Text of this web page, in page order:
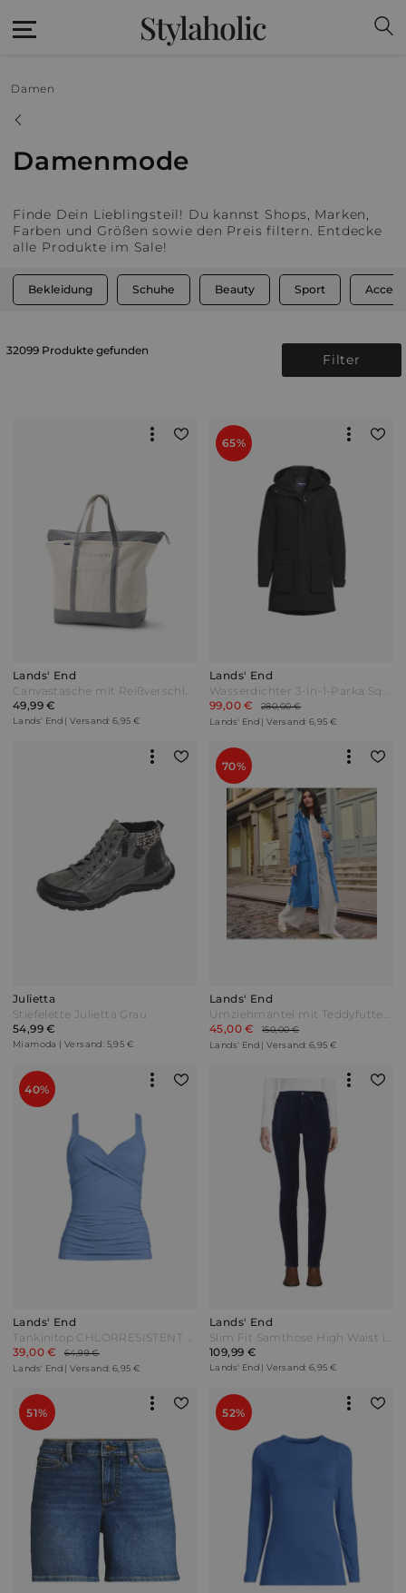
Stylaholic
Damen
Damenmode
Finde Dein Lieblingsteil! Du kannst Shops, Marken,
Farben und Größen sowie den Preis filtern. Entdecke
alle Produkte im Sale!
Bekleidung Schuhe Beauty Sport
32099 Produkte gefunden
Filter
Lands' End
Canvastasche mit Reißverschluss extragroß Damen Elfenbein Baumwolle by Lands' End Beige
49,99 €
Lands' End | Versand: 6,95 €
65%
Lands' End
Wasserdichter 3-in-1-Parka Squall Damen Schwarz by Lands' End
99,00 €
280,00 €
Lands' End | Versand: 6,95 €
Julietta
Stiefelette Julietta Grau
54,99 €
Miamoda | Versand: 5,95 €
70%
Lands' End
Umziehmantel mit Teddyfutter Damen Blau by Lands' End
45,00 €
150,00 €
Lands' End | Versand: 6,95 €
40%
Lands' End
Tankinitop CHLORRESISTENT mit V-Ausschnitt Damen Blau by Lands' End
39,00 €
64,99 €
Lands' End | Versand: 6,95 €
Lands' End
Slim Fit Samthose High Waist in Petite-Größe Damen Blau Baumwoll-Mischung by Lands' End
109,99 €
Lands' End | Versand: 6,95 €
51% 52%